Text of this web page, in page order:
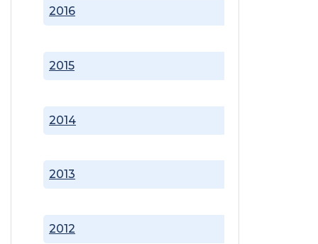
2012
2013
2014
2015
2016